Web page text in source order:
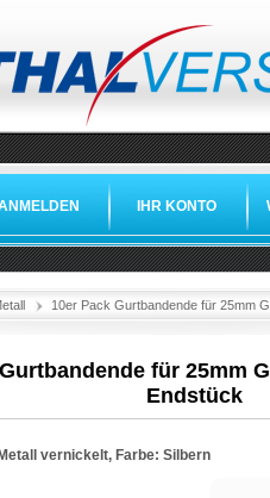
IHR KONTO
10er Pack Gurtbandende für 25mm
für 25mm
Endstück
vernickelt, Farbe: Silbern